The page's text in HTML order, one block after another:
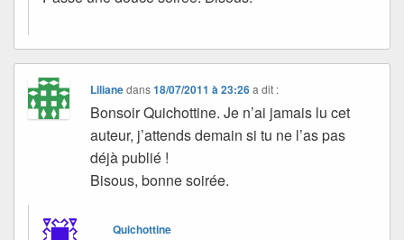
Lilianedans18/07/2011 à 23:26 a dit :
Bonsoir Quichottine. Je n’ai jamais lu cet
auteur, j’attends demain si tu ne l’as pas
déjà publié !
Bisous, bonne soirée.
Quichottine